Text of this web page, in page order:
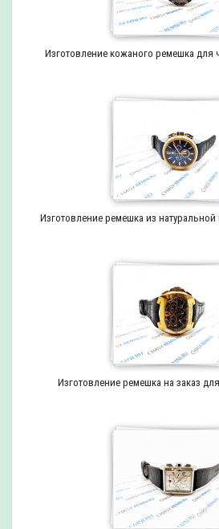
Изготовление кожаного ремешка для
Изготовление ремешка из
Изготовление ремешка на заказ